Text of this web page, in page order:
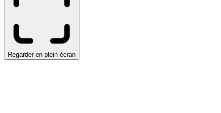
Regarder en plein écran